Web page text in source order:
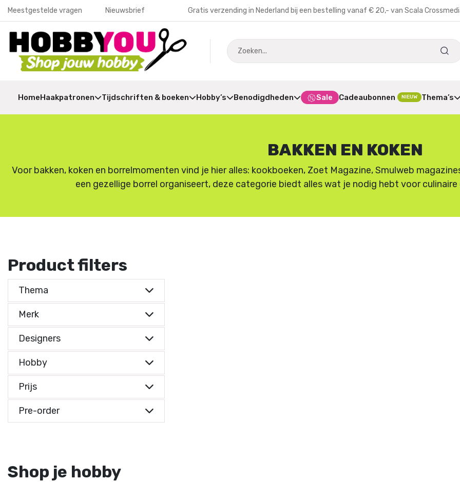
Meestgestelde vragen Nieuwsbrief Gratis verzending in Nederland bij een bestelling vanaf € 20,- van Scala
HomeHaakpatronen Tijdschriften & boeken Hobby’s Benodigdheden Sale Cadeaubonnen NIEUW Thema’s
BAKKEN EN KOKEN
Voor bakken, koken en borrelmomenten vind je hier alles: kookboeken, Zoet Magazine, Smulweb
een gezellige borrel organiseert, deze categorie biedt alles wat je nodig hebt voor
Product filters
Thema
Merk
Designers
Hobby
Prijs
Prijs indicatie
Pre-order
Shop je hobby